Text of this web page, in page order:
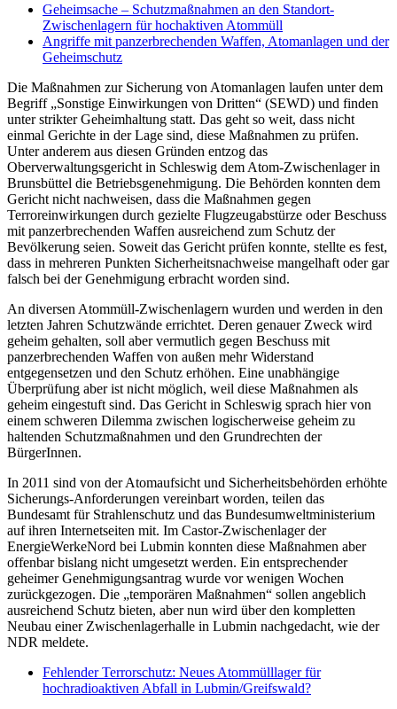
Geheimsache – Schutzmaßnahmen an den Standort-
Zwischenlagern für hochaktiven Atommüll
Angriffe mit panzerbrechenden Waffen, Atomanlagen und der
Geheimschutz
Die Maßnahmen zur Sicherung von Atomanlagen laufen unter dem
Begriff „Sonstige Einwirkungen von Dritten“ (SEWD) und finden
unter strikter Geheimhaltung statt. Das geht so weit, dass nicht
einmal Gerichte in der Lage sind, diese Maßnahmen zu prüfen.
Unter anderem aus diesen Gründen entzog das
Oberverwaltungsgericht in Schleswig dem Atom-Zwischenlager in
Brunsbüttel die Betriebsgenehmigung. Die Behörden konnten dem
Gericht nicht nachweisen, dass die Maßnahmen gegen
Terroreinwirkungen durch gezielte Flugzeugabstürze oder Beschuss
mit panzerbrechenden Waffen ausreichend zum Schutz der
Bevölkerung seien. Soweit das Gericht prüfen konnte, stellte es fest,
dass in mehreren Punkten Sicherheitsnachweise mangelhaft oder gar
falsch bei der Genehmigung erbracht worden sind.
An diversen Atommüll-Zwischenlagern wurden und werden in den
letzten Jahren Schutzwände errichtet. Deren genauer Zweck wird
geheim gehalten, soll aber vermutlich gegen Beschuss mit
panzerbrechenden Waffen von außen mehr Widerstand
entgegensetzen und den Schutz erhöhen. Eine unabhängige
Überprüfung aber ist nicht möglich, weil diese Maßnahmen als
geheim eingestuft sind. Das Gericht in Schleswig sprach hier von
einem schweren Dilemma zwischen logischerweise geheim zu
haltenden Schutzmaßnahmen und den Grundrechten der
BürgerInnen.
In 2011 sind von der Atomaufsicht und Sicherheitsbehörden erhöhte
Sicherungs-Anforderungen vereinbart worden, teilen das
Bundesamt für Strahlenschutz und das Bundesumweltministerium
auf ihren Internetseiten mit. Im Castor-Zwischenlager der
EnergieWerkeNord bei Lubmin konnten diese Maßnahmen aber
offenbar bislang nicht umgesetzt werden. Ein entsprechender
geheimer Genehmigungsantrag wurde vor wenigen Wochen
zurückgezogen. Die „temporären Maßnahmen“ sollen angeblich
ausreichend Schutz bieten, aber nun wird über den kompletten
Neubau einer Zwischenlagerhalle in Lubmin nachgedacht, wie der
NDR meldete.
Fehlender Terrorschutz: Neues Atommülllager für
hochradioaktiven Abfall in Lubmin/Greifswald?